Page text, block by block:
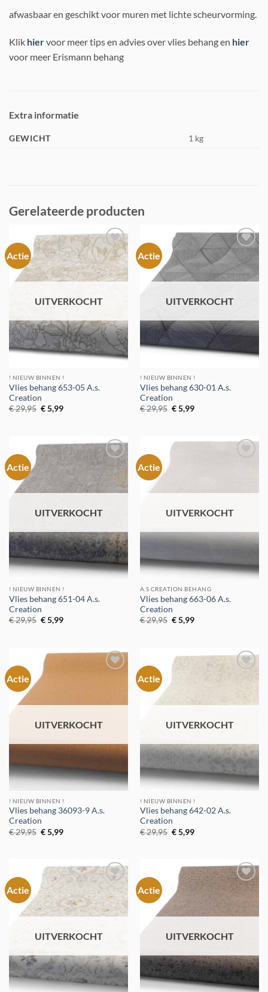
afwasbaar en geschikt voor muren met lichte scheurvorming.
Klik hiervoor meer tips en advies over vlies behang en hier
voor meer Erismann behang
Extra informatie
GEWICHT 1 kg
Gerelateerde producten
Actie
Toevoegen
aan
verlanglijst
UITVERKOCHT
! NIEUW BINNEN !
Vlies behang 653-05 A.s.
Creation
€29,95 Oorspronkelijke
prijs
€5,99Huidige
Actie
Toevoegen
verlanglijst
UITVERKOCHT
! NIEUW BINNEN !
Vlies behang 630-01 A.s.
Creation
€29,95 Oorspronkelijke
prijs
€5,99Huidige
Actie
Toevoegen
verlanglijst
UITVERKOCHT
! NIEUW BINNEN !
Vlies behang 651-04 A.s.
Creation
€29,95 Oorspronkelijke
prijs
€5,99Huidige
Actie
UITVERKOCHT
A.S CREATION BEHANG
Vlies behang 663-06 A.s.
Creation
€29,95 Oorspronkelijke
prijs
€5,99Huidige
Actie
UITVERKOCHT
! NIEUW BINNEN !
Vlies behang 36093-9 A.s.
Creation
€29,95 Oorspronkelijke
prijs
€5,99Huidige
Actie
UITVERKOCHT
! NIEUW BINNEN !
Vlies behang 642-02 A.s.
Creation
€29,95 Oorspronkelijke
prijs
€5,99Huidige
Actie
Toevoegen
aan
verlanglijst
UITVERKOCHT
Actie
Toevoegen
aan
verlanglijst
UITVERKOCHT